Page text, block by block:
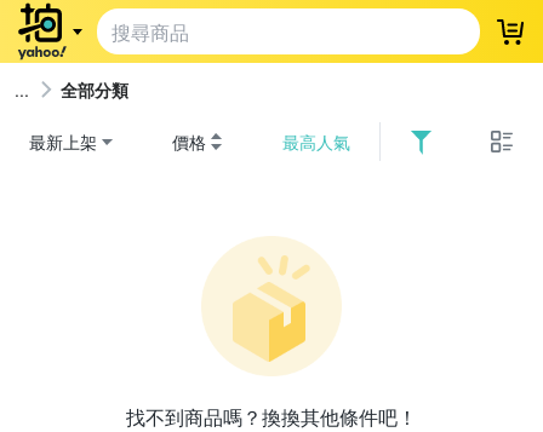
登
全部分類
最新上架 價格 最高人氣
找不到商品嗎？換換其他條件吧！